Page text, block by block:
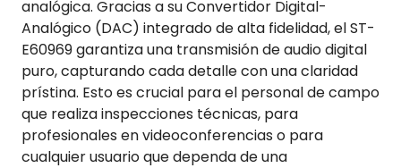
analógica. Gracias a su Convertidor Digital-
Analógico (DAC) integrado de alta fidelidad, el ST-
E60969 garantiza una transmisión de audio digital
puro, capturando cada detalle con una claridad
prístina. Esto es crucial para el personal de campo
que realiza inspecciones técnicas, para
profesionales en videoconferencias o para
cualquier usuario que dependa de una